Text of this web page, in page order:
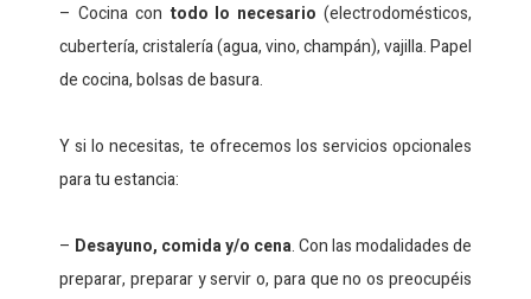
– Cocina con todo lo necesario (electrodomésticos,
cubertería, cristalería (agua, vino, champán), vajilla. Papel
de cocina, bolsas de basura.
Y si lo necesitas, te ofrecemos los servicios opcionales
para tu estancia:
– Desayuno, comida y/o cena. Con las modalidades de
preparar, preparar y servir o, para que no os preocupéis